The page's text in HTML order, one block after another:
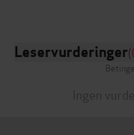
Leservurderinger
Ingen